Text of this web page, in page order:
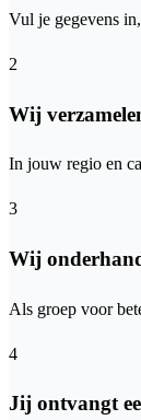
Vul je gegevens
2
Wij
In jouw regio en
3
Wij
Als groep voor
4
Jij ontvangt